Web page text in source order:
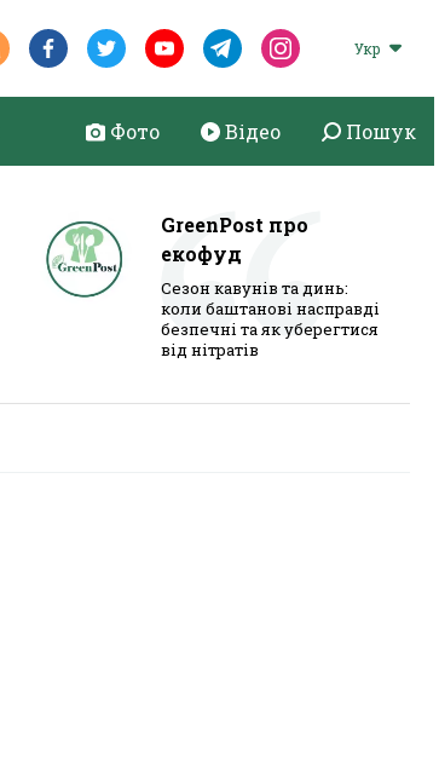
Укр
Фото Відео Пошук
GreenPost про
екофуд
Сезон кавунів та динь:
коли баштанові насправді
безпечні та як уберегтися
від нітратів